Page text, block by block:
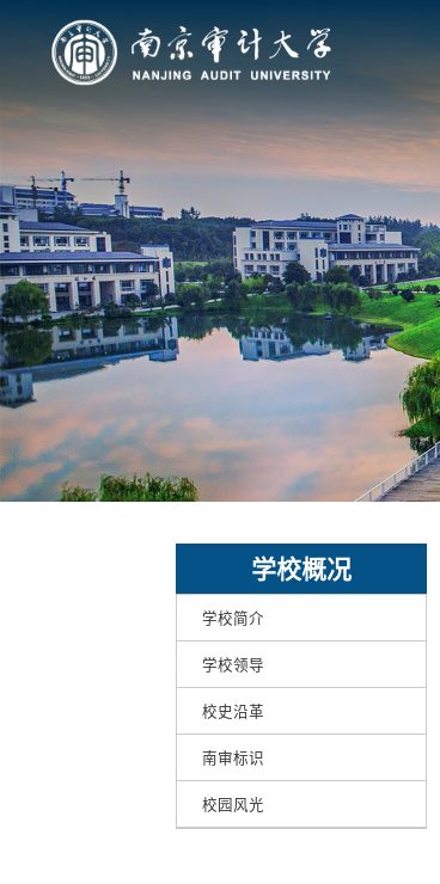
学校概况
学校简介
学校领导
校史沿革
南审标识
校园风光